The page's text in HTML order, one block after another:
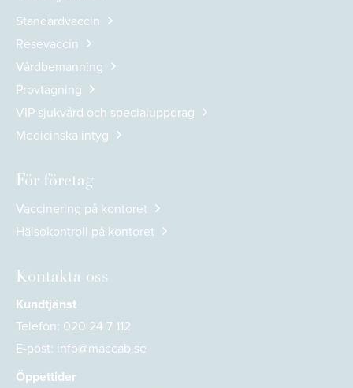
Standardvaccin
Resevaccin
Vårdbemanning
Provtagning
VIP-sjukvård och specialuppdrag
Medicinska intyg
För företag
Vaccinering på kontoret
Hälsokontroll på kontoret
Kontakta oss
Kundtjänst
Telefon: 020 24 7 112
E-post: info@maccab.se
Öppettider